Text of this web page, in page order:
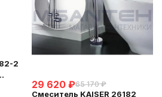
2
29 620 ₽65 170 ₽
Смеситель KAISER 26182